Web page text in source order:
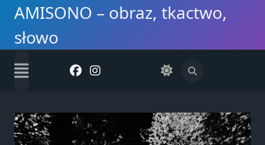
Skip
content
AMISONO – obraz, tkactwo,
słowo